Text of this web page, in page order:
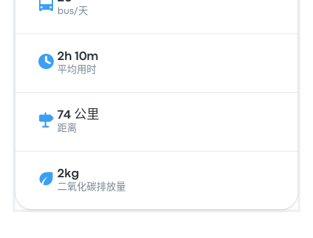
bus/天
2h 10m
平均用时
74 公里
距离
2kg
二氧化碳排放量